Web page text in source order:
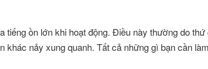
tiếng ồn lớn khi hoạt động. Điều này thường do
nảy xung quanh. Tất cả những gì bạn cần